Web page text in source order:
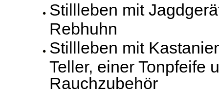
Stillleben mit
Rebhuhn
Stillleben mit
Teller, einer Tonpfeife
Rauchzubehör